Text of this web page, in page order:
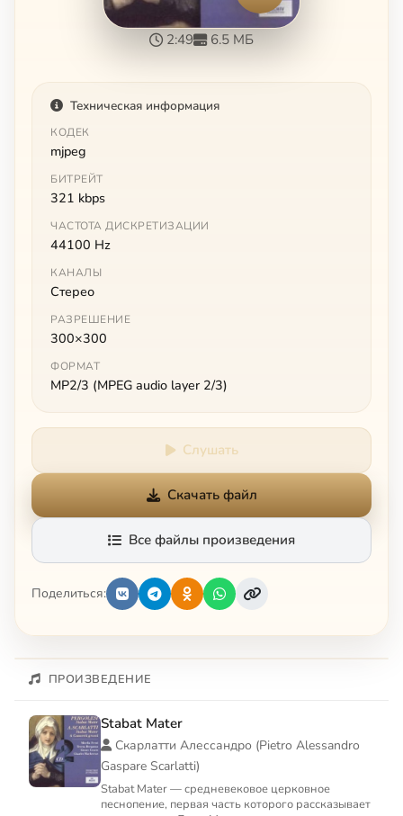
2:49 6.5 МБ
Техническая информация
КОДЕК
mjpeg
БИТРЕЙТ
321 kbps
ЧАСТОТА ДИСКРЕТИЗАЦИИ
44100 Hz
КАНАЛЫ
Стерео
РАЗРЕШЕНИЕ
300×300
ФОРМАТ
MP2/3 (MPEG audio layer 2/3)
Слушать
Скачать файл
Все файлы произведения
Поделиться:
ПРОИЗВЕДЕНИЕ
Stabat Mater
Скарлатти Алессандро (Pietro Alessandro
Gaspare Scarlatti)
Stabat Mater — средневековое церковное
песнопение, первая часть которого рассказывает